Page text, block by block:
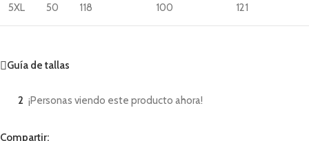
5XL 50 118 100 121
Guía de tallas
2 ¡Personas viendo este producto ahora!
Compartir: